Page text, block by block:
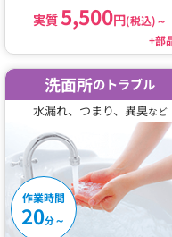
実質5,500円(税込)～
+部
洗面所のトラブル
水漏れ、つまり、異臭など
作業時間
20分～